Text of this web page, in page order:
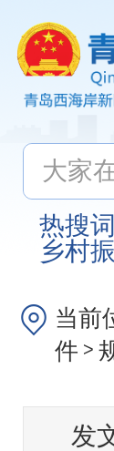
热搜词
乡村
当前
件 >
发